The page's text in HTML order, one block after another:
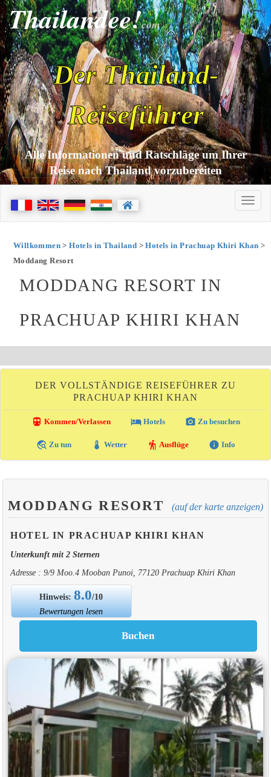
Thailandee!com
Der Thailand-
Reiseführer
Alle Informationen und Ratschläge um Ihrer
Reise nach Thailand vorzubereiten
Willkommen>Hotels in Thailand >Hotels in Prachuap Khiri Khan >
Moddang Resort
MODDANG RESORT IN
PRACHUAP KHIRI KHAN
DER VOLLSTÄNDIGE REISEFÜHRER ZU
PRACHUAP KHIRI KHAN
directions_transit Kommen/Verlassen local_hotelHotels photo_camera Zu besuchen
travel_explore Zu tun thermostat Wetter hiking Ausflüge info Info
MODDANG RESORT (auf der karte anzeigen)
HOTEL IN PRACHUAP KHIRI KHAN
Unterkunft mit 2 Sternen
Adresse : 9/9 Moo.4 Mooban Punoi, 77120 Prachuap Khiri Khan
Hinweis:8.0/10
Bewertungen lesen